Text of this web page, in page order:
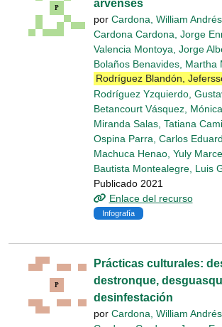
arvenses
por Cardona, William Andrés
Cardona Cardona, Jorge
Valencia Montoya, Jorge
Bolaños Benavides, Martha
Rodríguez Blandón,
Rodríguez Yzquierdo,
Betancourt Vásquez, Mónica
Miranda Salas, Tatiana
Ospina Parra, Carlos
Machuca Henao, Yuly
Bautista Montealegre, Luis
Publicado 2021
Enlace del recurso
Infografía
Prácticas culturales:
destronque,
desinfestación
por Cardona, William Andrés